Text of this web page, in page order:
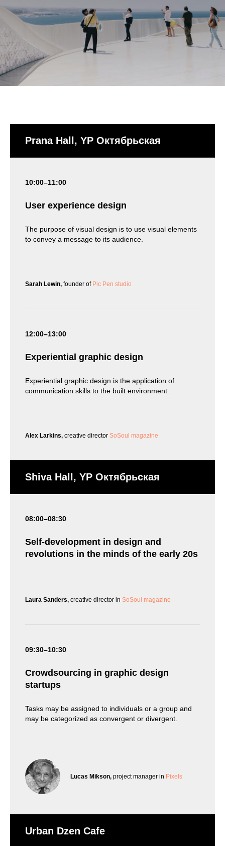
Prana Hall, YP Октябрьская
10:00–11:00
User experience design
The purpose of visual design is to use visual elements
to convey a message to its audience.
Sarah Lewin, founder of Pic Pen studio
12:00–13:00
Experiential graphic design
Experiential graphic design is the application of
communication skills to the built environment.
Alex Larkins, creative director SoSoul magazine
Shiva Hall, YP Октябрьская
08:00–08:30
Self-development in design and
revolutions in the minds of the early 20s
Laura Sanders, creative director in SoSoul magazine
09:30–10:30
Crowdsourcing in graphic design
startups
Tasks may be assigned to individuals or a group and
may be categorized as convergent or divergent.
Lucas Mikson, project manager in Pixels
Urban Dzen Cafe